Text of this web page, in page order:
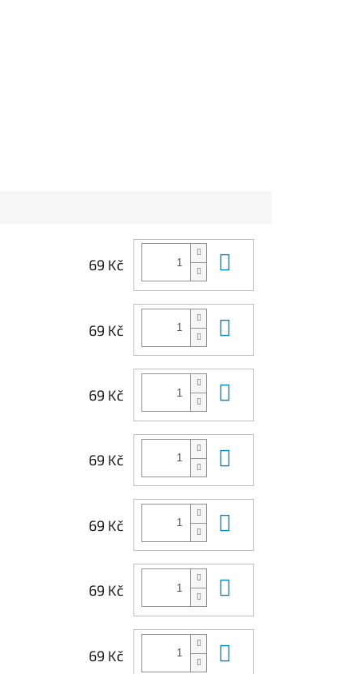
69 Kč
69 Kč
69 Kč
69 Kč
69 Kč
69 Kč
69 Kč